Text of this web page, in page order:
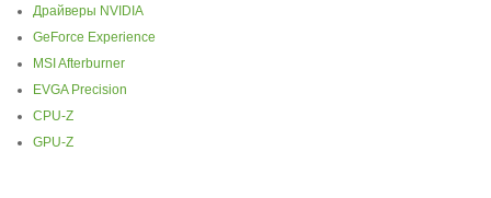
Драйверы NVIDIA
GeForce Experience
MSI Afterburner
EVGA Precision
CPU-Z
GPU-Z